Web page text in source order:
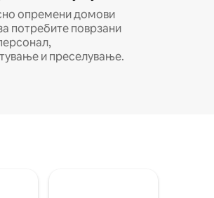
опремени домови
потребите поврзани
и преселување.